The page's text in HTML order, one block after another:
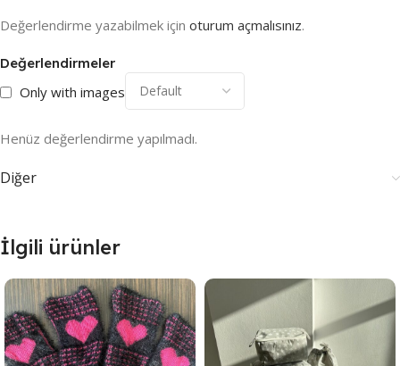
Değerlendirmeler
Only with images
Henüz değerlendirme yapılmadı.
Değerlendirme yazabilmek için oturum açmalısınız.
Diğer
İlgili ürünler